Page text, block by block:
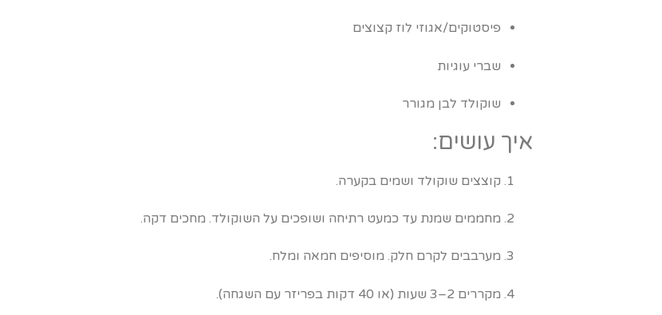
פיסטוקים/אגוזי לוז קצוצים
שברי עוגיות
שוקולד לבן מגורר
איך עושים:
קוצצים שוקולד ושמים בקערה.
מחממים שמנת עד כמעט רתיחה ושופכים על השוקולד. מחכים דקה.
מערבבים לקרם חלק. מוסיפים חמאה ומלח.
מקררים 2–3 שעות (או 40 דקות בפריזר עם השגחה).